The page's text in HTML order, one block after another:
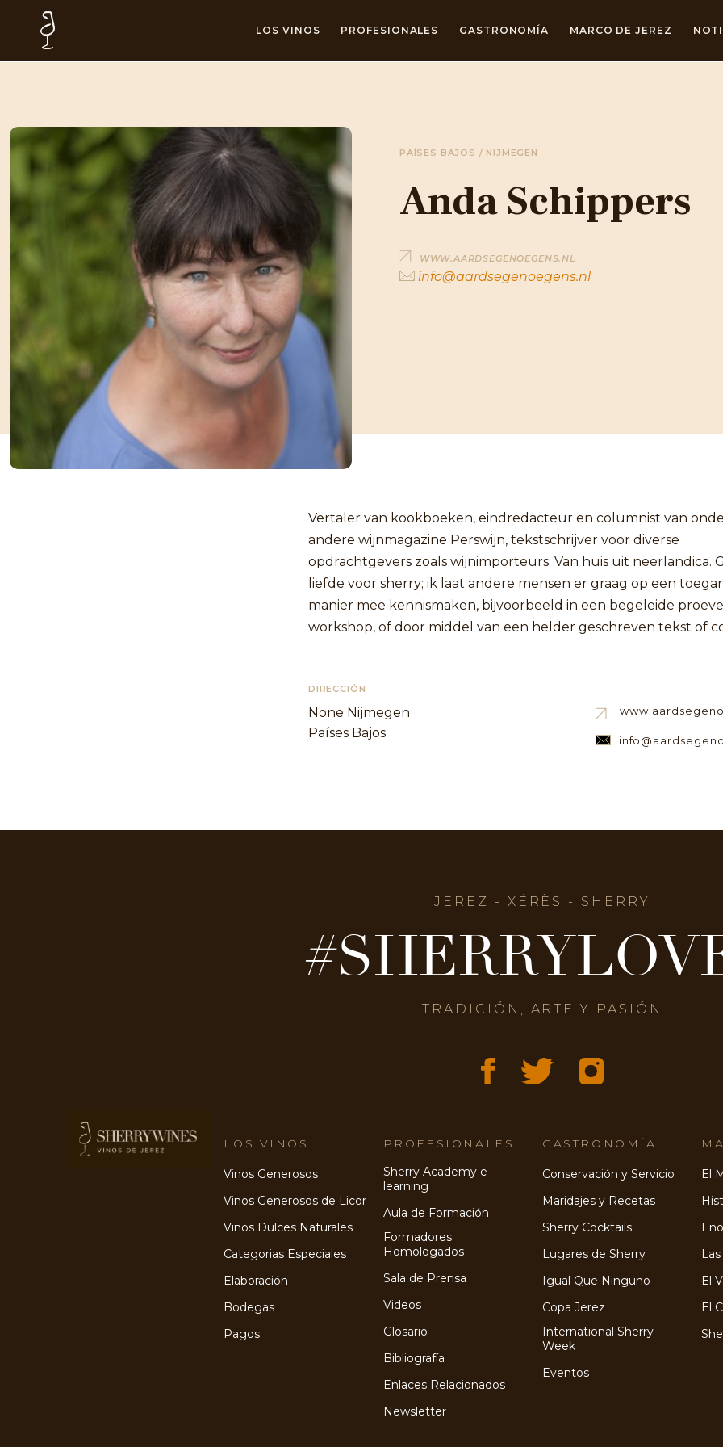
LOS VINOS PROFESIONALES GASTRONOMÍA MARCO DE JEREZ
PAÍSES BAJOS / NIJMEGEN
Anda Schippers
WWW.AARDSEGENOEGENS.NL
info@aardsegenoegens.nl
Vertaler van kookboeken, eindredacteur en columnist van
andere wijnmagazine Perswijn, tekstschrijver voor diverse
opdrachtgevers zoals wijnimporteurs. Van huis uit neerlandica.
liefde voor sherry; ik laat andere mensen er graag op een
manier mee kennismaken, bijvoorbeeld in een begeleide
workshop, of door middel van een helder geschreven tekst of
DIRECCIÓN
None Nijmegen
Países Bajos
JEREZ - XÉRÈS - SHERRY
TRADICIÓN, ARTE Y PASIÓN
LOS VINOS
Vinos Generosos
Vinos Generosos de Licor
Vinos Dulces Naturales
Categorias Especiales
Elaboración
Bodegas
Pagos
PROFESIONALES
Sherry Academy e-
learning
Aula de Formación
Formadores
Homologados
Sala de Prensa
Videos
Glosario
Bibliografía
Enlaces Relacionados
Newsletter
GASTRONOMÍA
Conservación y Servicio
Maridajes y Recetas
Sherry Cocktails
Lugares de Sherry
Igual Que Ninguno
Copa Jerez
International Sherry
Week
Eventos
El
El
El